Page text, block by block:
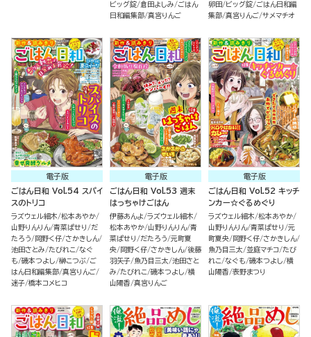
ビッグ錠 倉田よしみ
ごはん
日和編集部 真宮りんご
卵田
ビッグ錠 ごはん日和編
集部 真宮りんご サメマチオ
電子版
ごはん日和 Vol.54 スパイ
スのトリコ
ラズウェル細木 松本あやか
山野りんりん 青菜ぱせり
だ
たろう
岡野く仔 さかきしん
池田さとみ たびれこ なぐ
も 磯本つよし 榊こつぶ ご
はん日和編集部 真宮りんご
迷子 橋本コメヒコ
電子版
ごはん日和 Vol.53 週末
はっちゃけごはん
伊藤あんよ ラズウェル細木
松本あやか 山野りんりん 青
菜ぱせり
だたろう 元町夏
央 岡野く仔 さかきしん 後藤
羽矢子 魚乃目三太 池田さと
み たびれこ 磯本つよし 横
山陽香 真宮りんご
電子版
ごはん日和 Vol.52 キッチ
ンカー☆ぐるめぐり
ラズウェル細木 松本あやか
山野りんりん 青菜ぱせり
元
町夏央 岡野く仔 さかきしん
魚乃目三太
並庭マチコ たび
れこ なぐも 磯本つよし 横
山陽香 表野まつり